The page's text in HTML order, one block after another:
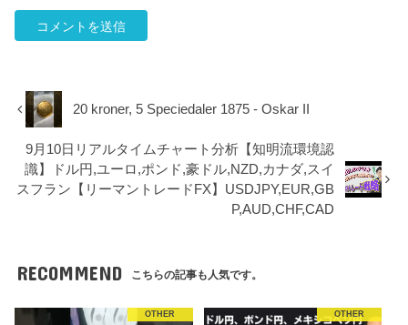
20 kroner, 5 Speciedaler 1875 - Oskar II
9月10日リアルタイムチャート分析【知明流環境認
識】ドル円,ユーロ,ポンド,豪ドル,NZD,カナダ,スイ
スフラン【リーマントレードFX】USDJPY,EUR,GB
P,AUD,CHF,CAD
RECOMMEND こちらの記事も人気です。
OTHER OTHER